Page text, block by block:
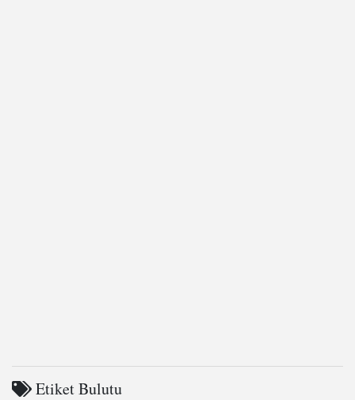
Etiket Bulutu